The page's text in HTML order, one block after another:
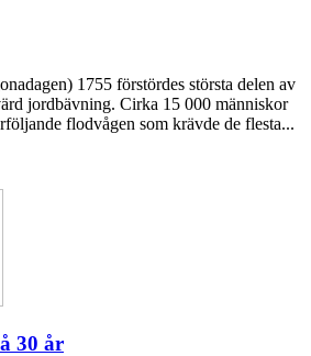
1755 förstördes största delen av
jordbävning. Cirka 15 000 människor
flodvågen som krävde de flesta...
30 år